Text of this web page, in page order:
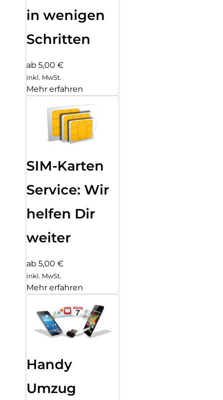
in wenigen
Schritten
ab 5,00 €
inkl. MwSt.
Mehr erfahren
SIM-Karten
Service: Wir
helfen Dir
weiter
ab 5,00 €
inkl. MwSt.
Mehr erfahren
Handy
Umzug